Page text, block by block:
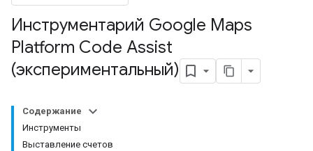
Инструментарий Google Maps
Platform Code Assist
(экспериментальный)
Содержание
Инструменты
Выставление счетов